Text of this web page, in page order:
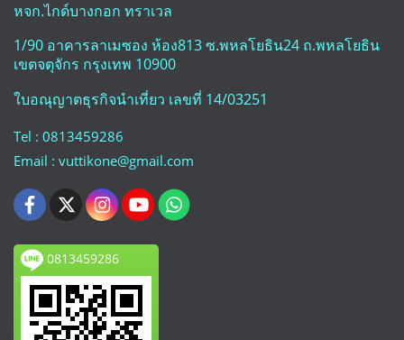
หจก.ไกด์บางกอก ทราเวล
1/90 อาคารลาเมซอง ห้อง813 ซ.พหลโยธิน24 ถ.พหลโยธิน
เขตจตุจักร กรุงเทพ 10900
ใบอณุญาตธุรกิจนำเที่ยว เลขที่ 14/03251
Tel : 0813459286
Email : vuttikone@gmail.com
0813459286